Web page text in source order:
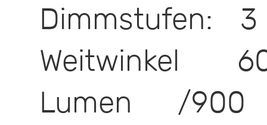
Dimmstufen:
Weitwinkel
Lumen /